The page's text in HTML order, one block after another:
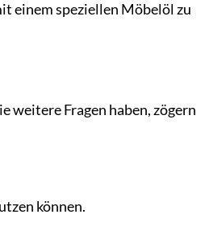
einem speziellen Möbelöl zu
weitere Fragen haben, zögern
können.